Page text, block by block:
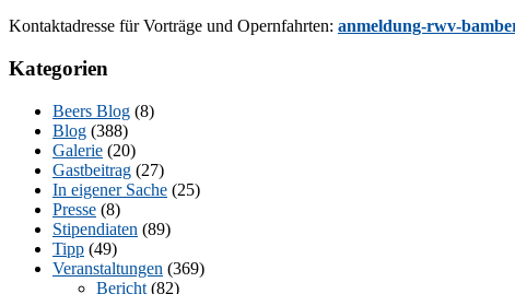
Kon­takt­adres­se für Vor­trä­ge und Opern­fahr­ten: anmeldung-rwv-
Kategorien
Beers Blog (8)
Blog (388)
Galerie (20)
Gastbeitrag (27)
In eigener Sache (25)
Presse (8)
Stipendiaten (89)
Tipp (49)
Veranstaltungen (369)
Bericht (82)